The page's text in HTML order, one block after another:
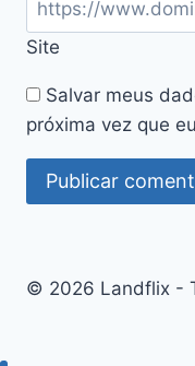
Site
Salvar meus
próxima vez que
© 2026 Landflix -